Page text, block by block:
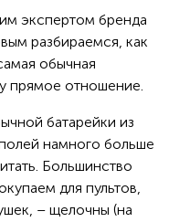
экспертом бренда
разбираемся, как
обычная
прямое отношение.
батарейки из
намного больше
Большинство
для пультов,
– щелочны (на